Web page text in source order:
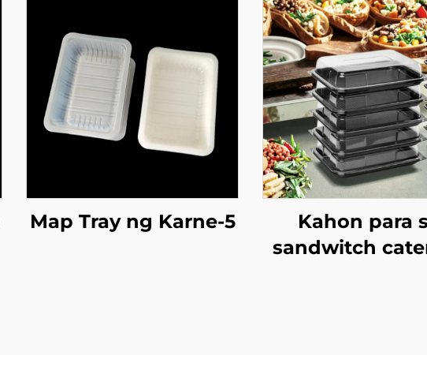
Map Tray ng Karne-5
Kahon para
sandwitch